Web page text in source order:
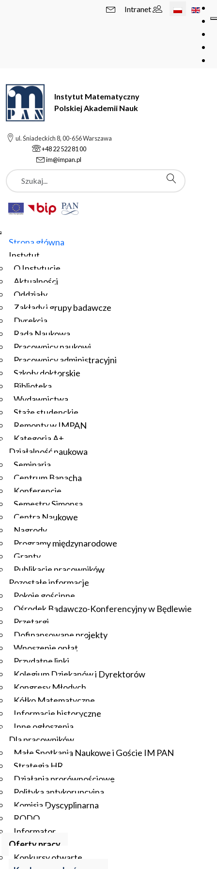
Wybierz swój
Intranet
Instytut Matematyczny
Polskiej Akademii Nauk
ul. Śniadeckich 8, 00-656 Warszawa
+48 22 522 81 00
im@impan.pl
Szukaj
Strona główna
Instytut
O Instytucie
Aktualności
Oddziały
Zakłady i grupy badawcze
Dyrekcja
Rada Naukowa
Pracownicy naukowi
Pracownicy administracyjni
Szkoły doktorskie
Biblioteka
Wydawnictwa
Staże studenckie
Remonty w IMPAN
Kategoria A+
Działalność naukowa
Seminaria
Centrum Banacha
Konferencje
Semestry Simonsa
Centra Naukowe
Nagrody
Programy międzynarodowe
Granty
Publikacje pracowników
Pozostałe informacje
Pokoje gościnne
Ośrodek Badawczo-Konferencyjny w Będlewie
Przetargi
Dofinansowane projekty
Wnoszenie opłat
Przydatne linki
Kolegium Dziekanów i Dyrektorów
Kongresy Młodych
Kółko Matematyczne
Informacje historyczne
Inne ogłoszenia
Dla pracowników
Małe Spotkania Naukowe i Goście IM PAN
Strategia HR
Działania prorównościowe
Polityka antykorupcyjna
Komisja Dyscyplinarna
RODO
Informator
Oferty pracy
Konkursy otwarte